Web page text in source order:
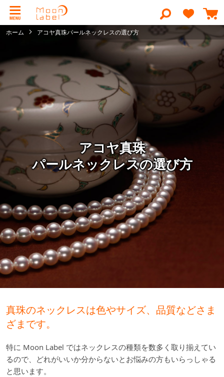
ン
テ
ツ
に
ス
キ
検
索
ホーム アコヤ真珠パールネックレスの選び方
アコヤ真珠
パールネックレスの選び方
真珠のネックレスは色やサイズ、品質などさま
ざまです。
特に Moon Label ではネックレスの種類を数多く取り揃えてい
るので、どれがいいか分からないとお悩みの方もいらっしゃる
と思います。